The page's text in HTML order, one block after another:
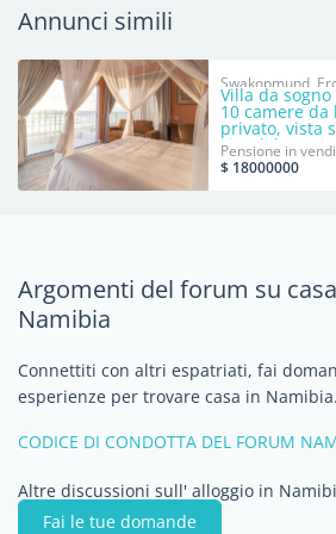
Annunci simili
Swakopmund,
Villa da
10 camere
privato, vista
vita di lusso in
Pensione in
$ 18000000
Argomenti del forum su
Namibia
Connettiti con altri espatriati, fai
esperienze per trovare casa in Namibia.
CODICE DI CONDOTTA DEL FORUM
Altre discussioni sull' alloggio in
Fai le tue domande